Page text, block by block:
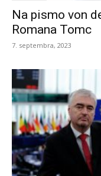
Na pismo von
Romana Tomc
7. septembra, 2023